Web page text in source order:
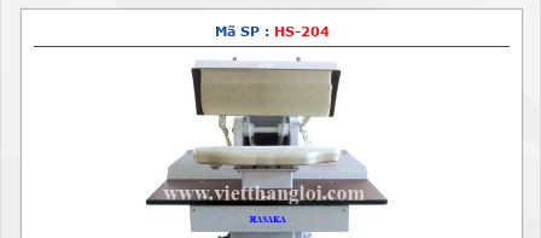
Mã SP : HS-204